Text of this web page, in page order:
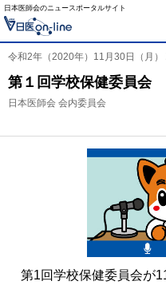
日本医師会のニュースポータルサイト
令和2年（2020年）11月30日（月）
第１回学校保健委員会
日本医師会 会内委員会
第1回学校保健委員会が